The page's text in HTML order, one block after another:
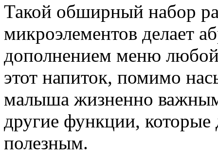
Такой обширный набор
микроэлементов делает
дополнением меню
этот напиток, помимо
малыша жизненно
другие функции, которые
полезным.